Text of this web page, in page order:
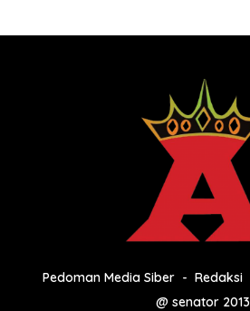
Pedoman Media Siber Redaksi
@ senator 2013